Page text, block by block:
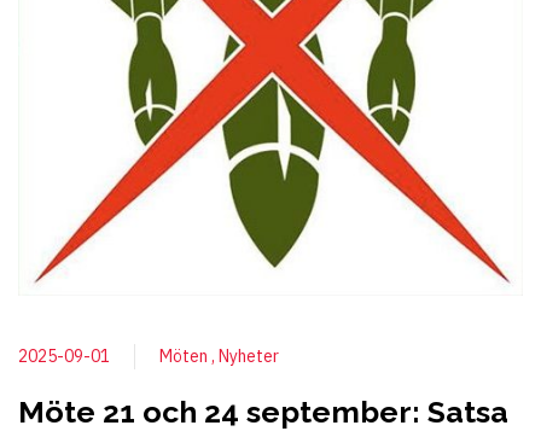
2025-09-01 Möten Nyheter
Möte 21 och 24 september: Satsa